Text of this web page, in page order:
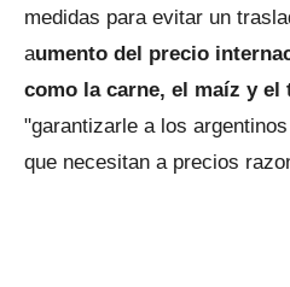
medidas para evitar un
aumento del precio
como la carne, el maíz y el
"garantizarle a los
que necesitan a precios